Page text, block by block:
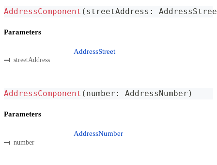
AddressComponent ( streetAddress :
Parameters
streetAddress
AddressStreet
AddressComponent ( number : AddressNumber )
Parameters
number
AddressNumber